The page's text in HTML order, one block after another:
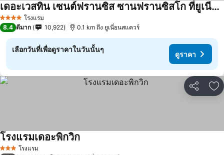
4 ดาว โรงแรม
เดอะเวสทิน เซนต์ฟรานซิส ซานฟรานซิสโก ที่ยูเนียนสแควร์
ดูราคา
8.4 ดีมาก 10,922 0.1 km ถึง ยูเนี่ยนสแควร์
เลือกวันที่เพื่อดูราคาในวันนั้นๆ
ดูราคา
แชร์ เ
3 ดาว โรงแรม
โรงแรมเดอะพิกวิกดูราคา